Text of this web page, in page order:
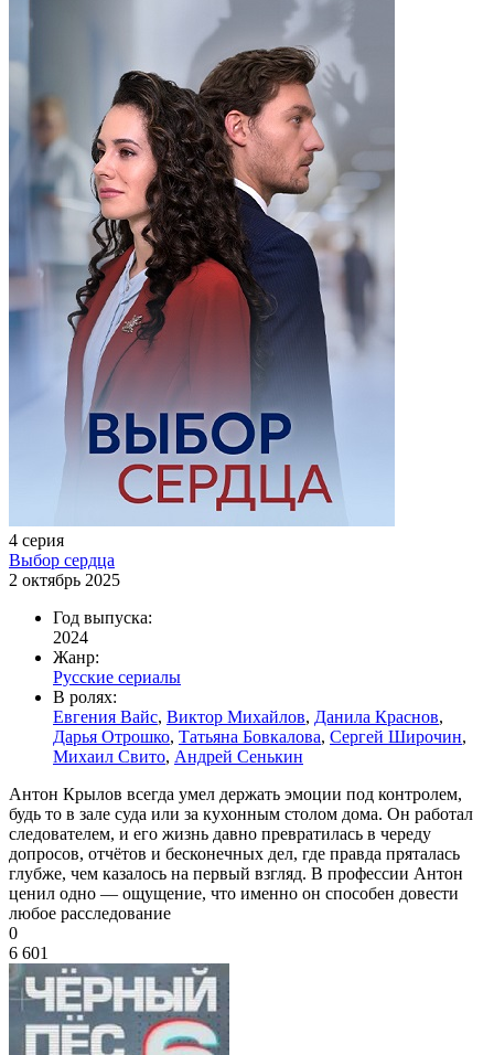
4 серия
Выбор сердца
2 октябрь 2025
Год выпуска:
2024
Жанр:
Русские сериалы
В ролях:
Евгения Вайс, Виктор Михайлов, Данила Краснов,
Дарья Отрошко, Татьяна Бовкалова, Сергей Широчин,
Михаил Свито, Андрей Сенькин
Антон Крылов всегда умел держать эмоции под контролем,
будь то в зале суда или за кухонным столом дома. Он работал
следователем, и его жизнь давно превратилась в череду
допросов, отчётов и бесконечных дел, где правда пряталась
глубже, чем казалось на первый взгляд. В профессии Антон
ценил одно — ощущение, что именно он способен довести
любое расследование
0
6 601